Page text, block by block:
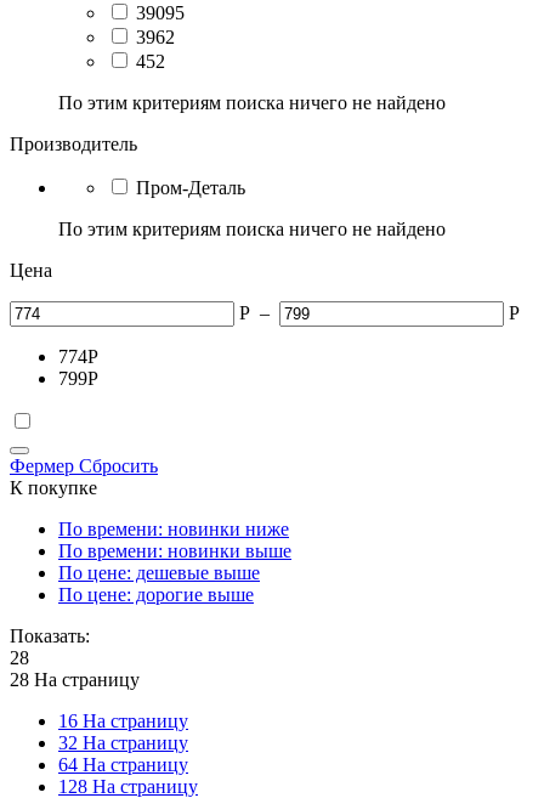
39095
3962
452
По этим критериям поиска ничего не найдено
Производитель
Пром-Деталь
По этим критериям поиска ничего не найдено
Цена
Р – Р
774Р
799Р
Фермер Сбросить
К покупке
По времени: новинки ниже
По времени: новинки выше
По цене: дешевые выше
По цене: дорогие выше
Показать:
28
28 На страницу
16 На страницу
32 На страницу
64 На страницу
128 На страницу